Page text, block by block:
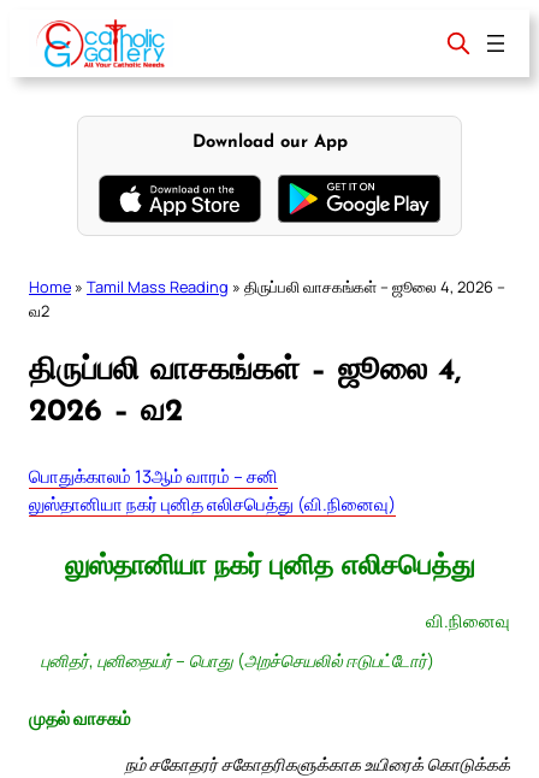
content
Download our App
Home » Tamil Mass Reading » திருப்பலி வாசகங்கள் – ஜூலை 4, 2026 –
வ2
திருப்பலி வாசகங்கள் – ஜூலை 4,
2026 – வ2
பொதுக்காலம் 13ஆம் வாரம் – சனி
லுஸ்தானியா நகர் புனித எலிசபெத்து (வி.நினைவு)
லுஸ்தானியா நகர் புனித எலிசபெத்து
வி.நினைவு
புனிதர், புனிதையர் – பொது (அறச்செயலில் ஈடுபட்டோர்)
முதல் வாசகம்
நம் சகோதரர் சகோதரிகளுக்காக உயிரைக் கொடுக்கக்